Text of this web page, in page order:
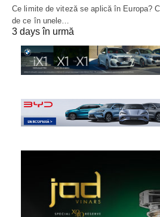
Ce limite de viteză se aplică în Europa?
de ce în unele…
3 days în urmă